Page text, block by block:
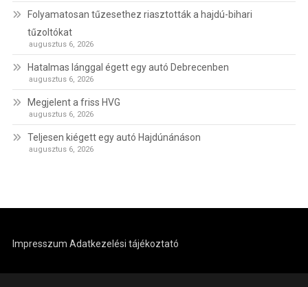
Folyamatosan tűzesethez riasztották a hajdú-bihari
tűzoltókat
augusztus 6, 2026
Hatalmas lánggal égett egy autó Debrecenben
augusztus 6, 2026
Megjelent a friss HVG
augusztus 6, 2026
Teljesen kiégett egy autó Hajdúnánáson
augusztus 6, 2026
Impresszum Adatkezelési tájékoztató